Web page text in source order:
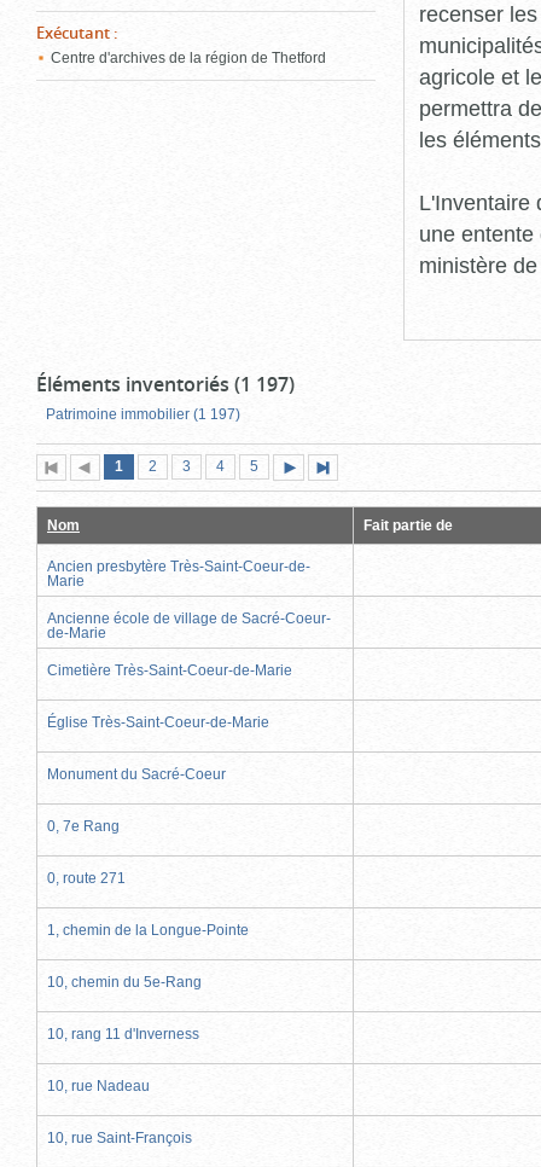
Exécutant :
Centre d'archives de la région de Thetford
recenser
agricole et
permettra
les
L'Inventaire
une
ministère
Éléments inventoriés (1 197)
Patrimoine immobilier (1 197)
Première
page
Page
précédente
Page
1 (page
actuelle)
Page
2 Page
3 Page
4 Page
5
suivante
page
Nom Fait partie de
Ancien presbytère Très-Saint-Coeur-de-
Marie
Ancienne école de village de Sacré-Coeur-
de-Marie
Cimetière Très-Saint-Coeur-de-Marie
Église Très-Saint-Coeur-de-Marie
Monument du Sacré-Coeur
0, 7e Rang
0, route 271
1, chemin de la Longue-Pointe
10, chemin du 5e-Rang
10, rang 11 d'Inverness
10, rue Nadeau
10, rue Saint-François